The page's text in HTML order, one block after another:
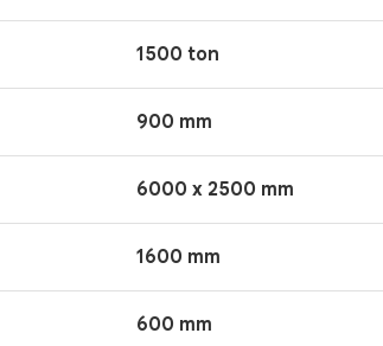
1500 ton
900 mm
6000 x 2500 mm
1600 mm
600 mm